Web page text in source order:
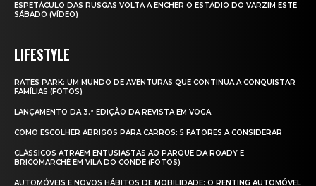
ESPETÁCULO DAS RUSGAS VOLTA A ENCHER O ESTÁDIO DO VARZIM ESTE
SÁBADO (VÍDEO)
LIFESTYLE
RATES PARK: UM MUNDO DE AVENTURAS QUE CONTINUA A CONQUISTAR
FAMÍLIAS (FOTOS)
LANÇAMENTO DA 3.ª EDIÇÃO DA REVISTA EM VOGA
COMO ESCOLHER ABRIGOS PARA CARROS: 5 FATORES A CONSIDERAR
CLÁSSICOS ATRAEM ENTUSIASTAS AO PARQUE DA ROADY E
BRICOMARCHÉ EM VILA DO CONDE (FOTOS)
AUTOMÓVEIS E NOVOS HÁBITOS DE MOBILIDADE: O RENTING AUTOMÓVEL